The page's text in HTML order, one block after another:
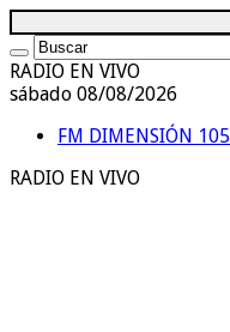
RADIO EN VIVO
sábado 08/08/2026
FM DIMENSIÓN
RADIO EN VIVO